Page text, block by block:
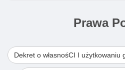
Prawa
Dekret o własnośCI I